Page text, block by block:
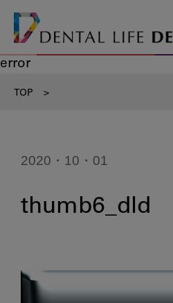
error
TOP >
2020・10・01
thumb6_dld